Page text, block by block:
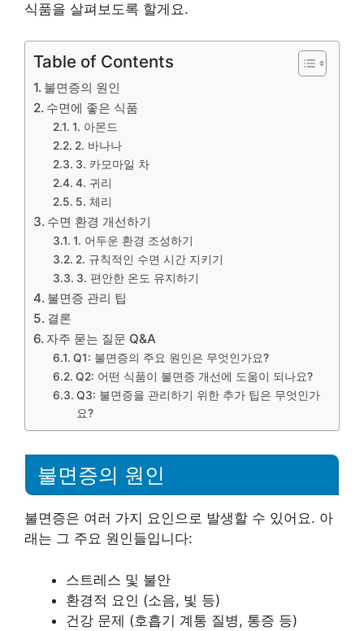
식품을 살펴보도록 할게요.
Table of Contents
불면증의 원인
수면에 좋은 식품
1. 아몬드
2. 바나나
3. 카모마일 차
4. 귀리
5. 체리
수면 환경 개선하기
1. 어두운 환경 조성하기
2. 규칙적인 수면 시간 지키기
3. 편안한 온도 유지하기
불면증 관리 팁
결론
자주 묻는 질문 Q&A
Q1: 불면증의 주요 원인은 무엇인가요?
Q2: 어떤 식품이 불면증 개선에 도움이 되나요?
Q3: 불면증을 관리하기 위한 추가 팁은 무엇인가
요?
불면증의 원인
불면증은 여러 가지 요인으로 발생할 수 있어요. 아
래는 그 주요 원인들입니다:
스트레스 및 불안
환경적 요인 (소음, 빛 등)
건강 문제 (호흡기 계통 질병, 통증 등)